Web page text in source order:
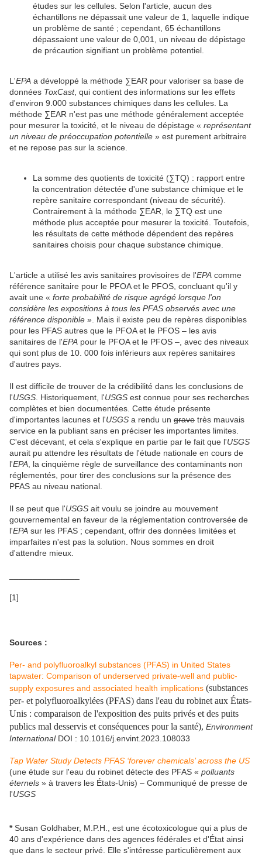
études sur les cellules. Selon l'article, aucun des
échantillons ne dépassait une valeur de 1, laquelle indique
un problème de santé ; cependant, 65 échantillons
dépassaient une valeur de 0,001, un niveau de dépistage
de précaution signifiant un problème potentiel.
L'EPA a développé la méthode ∑EAR pour valoriser sa base de
données ToxCast, qui contient des informations sur les effets
d'environ 9.000 substances chimiques dans les cellules. La
méthode ∑EAR n'est pas une méthode généralement acceptée
pour mesurer la toxicité, et le niveau de dépistage « représentant
un niveau de préoccupation potentielle » est purement arbitraire
et ne repose pas sur la science.
La somme des quotients de toxicité (∑TQ) : rapport entre
la concentration détectée d'une substance chimique et le
repère sanitaire correspondant (niveau de sécurité).
Contrairement à la méthode ∑EAR, le ∑TQ est une
méthode plus acceptée pour mesurer la toxicité. Toutefois,
les résultats de cette méthode dépendent des repères
sanitaires choisis pour chaque substance chimique.
L'article a utilisé les avis sanitaires provisoires de l'EPA comme
référence sanitaire pour le PFOA et le PFOS, concluant qu'il y
avait une « forte probabilité de risque agrégé lorsque l'on
considère les expositions à tous les PFAS observés avec une
référence disponible ». Mais il existe peu de repères disponibles
pour les PFAS autres que le PFOA et le PFOS – les avis
sanitaires de l'EPA pour le PFOA et le PFOS –, avec des niveaux
qui sont plus de 10. 000 fois inférieurs aux repères sanitaires
d'autres pays.
Il est difficile de trouver de la crédibilité dans les conclusions de
l'USGS . Historiquement, l'USGS est connue pour ses recherches
complètes et bien documentées. Cette étude présente
d'importantes lacunes et l'USGS a rendu un grave très mauvais
service en la publiant sans en préciser les importantes limites.
C'est décevant, et cela s'explique en partie par le fait que l'USGS
aurait pu attendre les résultats de l'étude nationale en cours de
l'EPA , la cinquième règle de surveillance des contaminants non
réglementés, pour tirer des conclusions sur la présence des
PFAS au niveau national.
Il se peut que l'USGS ait voulu se joindre au mouvement
gouvernemental en faveur de la réglementation controversée de
l'EPA sur les PFAS ; cependant, offrir des données limitées et
imparfaites n'est pas la solution. Nous sommes en droit
d'attendre mieux.
[1]
Sources :
Per- and polyfluoroalkyl substances (PFAS) in United States
tapwater: Comparison of underserved private-well and public-
supply exposures and associated health implications (substances
per- et polyfluoroalkylées (PFAS) dans l'eau du robinet aux États-
Unis : comparaison de l'exposition des puits privés et des puits
publics mal desservis et conséquences pour la santé), Environment
InternationalDOI : 10.1016/j.envint.2023.108033
Tap Water Study Detects PFAS ‘forever chemicals’ across the US
(une étude sur l'eau du robinet détecte des PFAS « polluants
éternels » à travers les États-Unis) – Communiqué de presse de
l'USGS
*Susan Goldhaber, M.P.H., est une écotoxicologue qui a plus de
40 ans d'expérience dans des agences fédérales et d'État ainsi
que dans le secteur privé. Elle s'intéresse particulièrement aux